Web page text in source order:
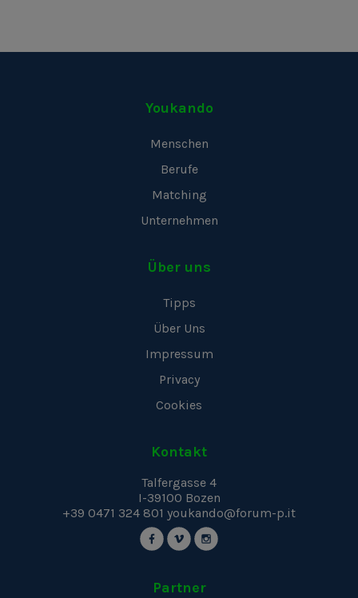
Youkando
Menschen
Berufe
Matching
Unternehmen
Über uns
Tipps
Über Uns
Impressum
Privacy
Cookies
Kontakt
Talfergasse 4
I-39100 Bozen
+39 0471 324 801 youkando@forum-p.it
Partner